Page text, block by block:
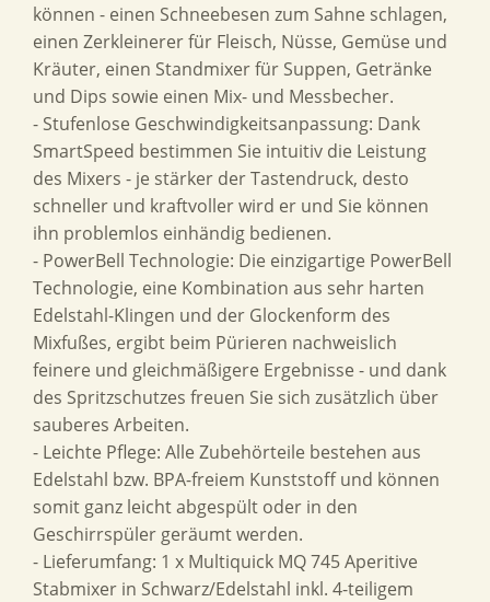
können - einen Schneebesen zum Sahne schlagen,
einen Zerkleinerer für Fleisch, Nüsse, Gemüse und
Kräuter, einen Standmixer für Suppen, Getränke
und Dips sowie einen Mix- und Messbecher.
- Stufenlose Geschwindigkeitsanpassung: Dank
SmartSpeed bestimmen Sie intuitiv die Leistung
des Mixers - je stärker der Tastendruck, desto
schneller und kraftvoller wird er und Sie können
ihn problemlos einhändig bedienen.
- PowerBell Technologie: Die einzigartige PowerBell
Technologie, eine Kombination aus sehr harten
Edelstahl-Klingen und der Glockenform des
Mixfußes, ergibt beim Pürieren nachweislich
feinere und gleichmäßigere Ergebnisse - und dank
des Spritzschutzes freuen Sie sich zusätzlich über
sauberes Arbeiten.
- Leichte Pflege: Alle Zubehörteile bestehen aus
Edelstahl bzw. BPA-freiem Kunststoff und können
somit ganz leicht abgespült oder in den
Geschirrspüler geräumt werden.
- Lieferumfang: 1 x Multiquick MQ 745 Aperitive
Stabmixer in Schwarz/Edelstahl inkl. 4-teiligem